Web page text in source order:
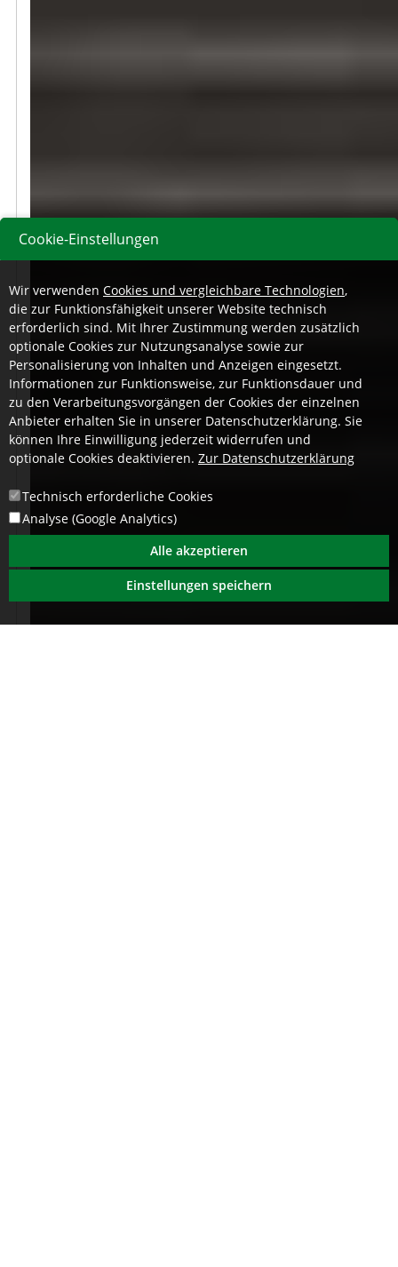
Cookie-Einstellungen
Wir verwenden Cookies und vergleichbare Technologien,
die zur Funktionsfähigkeit unserer Website technisch
erforderlich sind. Mit Ihrer Zustimmung werden zusätzlich
optionale Cookies zur Nutzungsanalyse sowie zur
Personalisierung von Inhalten und Anzeigen eingesetzt.
Informationen zur Funktionsweise, zur Funktionsdauer und
zu den Verarbeitungsvorgängen der Cookies der einzelnen
Anbieter erhalten Sie in unserer Datenschutzerklärung. Sie
können Ihre Einwilligung jederzeit widerrufen und
optionale Cookies deaktivieren. Zur Datenschutzerklärung
Technisch erforderliche Cookies
Analyse (Google Analytics)
Alle akzeptieren
Einstellungen speichern